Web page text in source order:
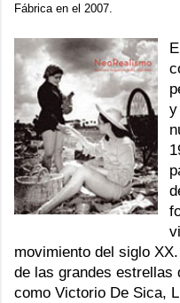
Fábricaen el 2007.
y
movimiento del siglo
de las grandes estrellas
como Victorio De Sica,